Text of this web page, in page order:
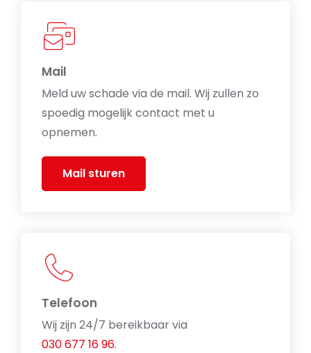
Mail
Meld uw schade via de mail. Wij zullen zo
spoedig mogelijk contact met u
opnemen.
Mail sturen
Telefoon
Wij zijn 24/7 bereikbaar via
030 677 16 96.